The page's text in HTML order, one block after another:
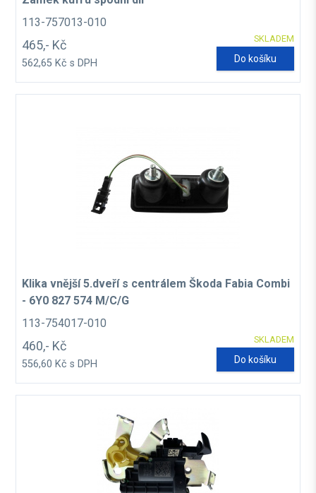
113-757013-010
SKLADEM
465,- Kč
562,65 Kč s DPH Do košíku
Klika vnější 5.dveří s centrálem Škoda Fabia Combi
- 6Y0 827 574 M/C/G
113-754017-010
SKLADEM
460,- Kč
556,60 Kč s DPH Do košíku